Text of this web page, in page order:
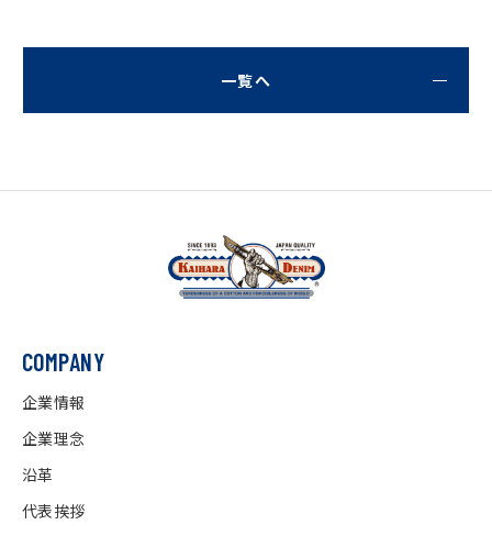
一覧へ
COMPANY
企業情報
企業理念
沿革
代表挨拶